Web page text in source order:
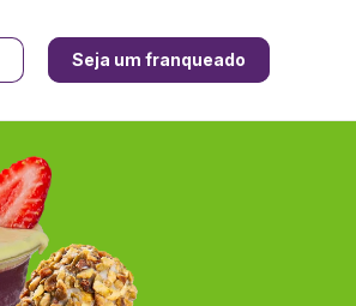
Seja um franqueado